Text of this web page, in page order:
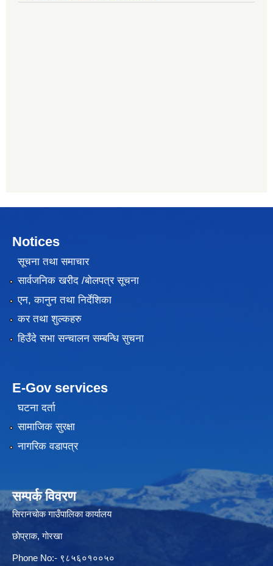
Notices
सूचना तथा समाचार
सार्वजनिक खरीद /बोलपत्र सूचना
एन, कानुन तथा निर्देशिका
कर तथा शुल्कहरु
हिउँदे सभा सन्चालन सम्बन्धि सुचना
E-Gov services
घटना दर्ता
सामाजिक सुरक्षा
नागरिक वडापत्र
सम्पर्क विवरण
सिरानचोक गाउँपालिका कार्यालय
छाेप्राक, गाेरखा
Phone No:- ९८५६०१००५०